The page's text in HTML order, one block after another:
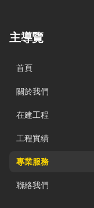
主導覽
首頁
關於我們
在建工程
工程實績
專業服務
聯絡我們